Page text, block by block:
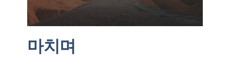
마치며